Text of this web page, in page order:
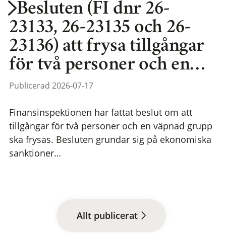
Besluten (FI dnr 26-
23133, 26-23135 och 26-
23136) att frysa tillgångar
för två personer och en…
Publicerad 2026-07-17
Finansinspektionen har fattat beslut om att
tillgångar för två personer och en väpnad grupp
ska frysas. Besluten grundar sig på ekonomiska
sanktioner…
Allt publicerat